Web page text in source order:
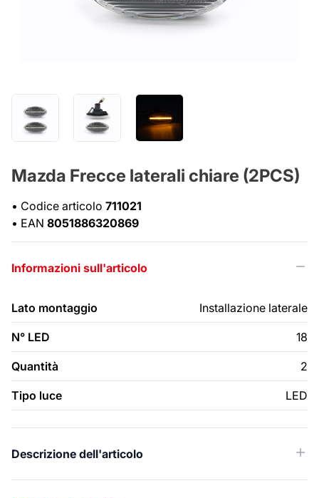
Mazda Frecce laterali chiare (2PCS)
• Codice articolo 711021
• EAN 8051886320869
Informazioni sull'articolo
Lato montaggio Installazione laterale
N° LED 18
Quantità 2
Tipo luce LED
Descrizione dell'articolo